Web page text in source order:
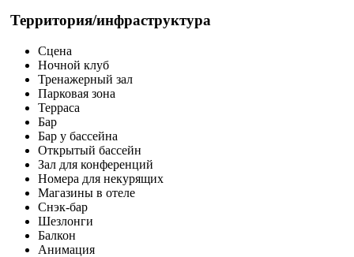
Территория/инфраструктура
Сцена
Ночной клуб
Тренажерный зал
Парковая зона
Терраса
Бар
Бар у бассейна
Открытый бассейн
Зал для конференций
Номера для некурящих
Магазины в отеле
Снэк-бар
Шезлонги
Балкон
Анимация